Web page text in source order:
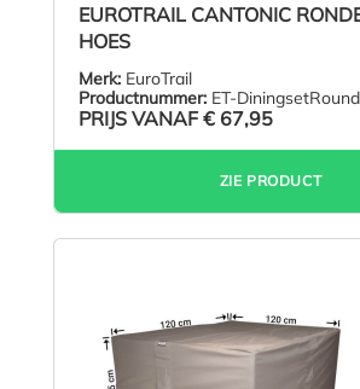
EUROTRAIL CANTONIC
HOES
Merk: EuroTrail
Productnummer: ET-DiningsetRound
PRIJS VANAF € 67,95
ZIE PRODUCT